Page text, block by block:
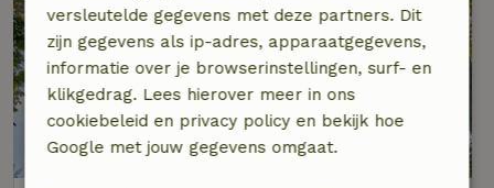
versleutelde gegevens met deze partners. Dit
zijn gegevens als ip-adres, apparaatgegevens,
informatie over je browserinstellingen, surf- en
klikgedrag. Lees hierover meer in ons
cookiebeleid en privacy policy en bekijk hoe
Google met jouw gegevens omgaat.